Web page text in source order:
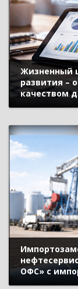
Жизненный
развития –
качеством
ОФС» с